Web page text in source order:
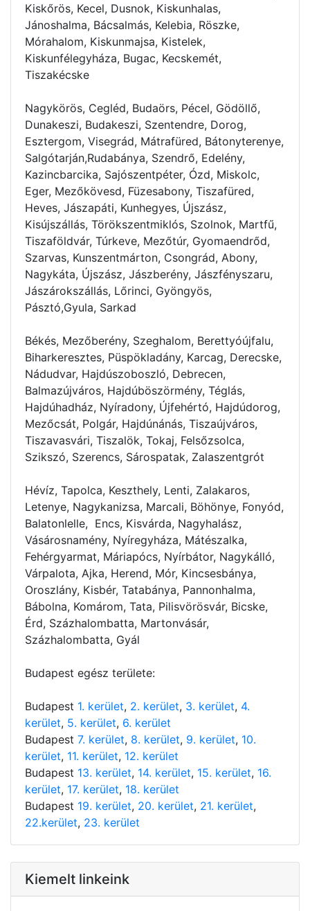
Kiskőrös, Kecel, Dusnok, Kiskunhalas,
Jánoshalma, Bácsalmás, Kelebia, Röszke,
Mórahalom, Kiskunmajsa, Kistelek,
Kiskunfélegyháza, Bugac, Kecskemét,
Tiszakécske
Nagykörös, Cegléd, Budaörs, Pécel, Gödöllő,
Dunakeszi, Budakeszi, Szentendre, Dorog,
Esztergom, Visegrád, Mátrafüred, Bátonyterenye,
Salgótarján,Rudabánya, Szendrő, Edelény,
Kazincbarcika, Sajószentpéter, Ózd, Miskolc,
Eger, Mezőkövesd, Füzesabony, Tiszafüred,
Heves, Jászapáti, Kunhegyes, Újszász,
Kisújszállás, Törökszentmiklós, Szolnok, Martfű,
Tiszaföldvár, Túrkeve, Mezőtúr, Gyomaendrőd,
Szarvas, Kunszentmárton, Csongrád, Abony,
Nagykáta, Újszász, Jászberény, Jászfényszaru,
Jászárokszállás, Lőrinci, Gyöngyös,
Pásztó,Gyula, Sarkad
Békés, Mezőberény, Szeghalom, Berettyóújfalu,
Biharkeresztes, Püspökladány, Karcag, Derecske,
Nádudvar, Hajdúszoboszló, Debrecen,
Balmazújváros, Hajdúböszörmény, Téglás,
Hajdúhadház, Nyíradony, Újfehértó, Hajdúdorog,
Mezőcsát, Polgár, Hajdúnánás, Tiszaújváros,
Tiszavasvári, Tiszalök, Tokaj, Felsőzsolca,
Szikszó, Szerencs, Sárospatak, Zalaszentgrót
Hévíz, Tapolca, Keszthely, Lenti, Zalakaros,
Letenye, Nagykanizsa, Marcali, Böhönye, Fonyód,
Balatonlelle, Encs, Kisvárda, Nagyhalász,
Vásárosnamény, Nyíregyháza, Mátészalka,
Fehérgyarmat, Máriapócs, Nyírbátor, Nagykálló,
Várpalota, Ajka, Herend, Mór, Kincsesbánya,
Oroszlány, Kisbér, Tatabánya, Pannonhalma,
Bábolna, Komárom, Tata, Pilisvörösvár, Bicske,
Érd, Százhalombatta, Martonvásár,
Százhalombatta, Gyál
Budapest egész területe:
Budapest 1. kerület, 2. kerület, 3. kerület, 4.
kerület, 5. kerület, 6. kerület
Budapest 7. kerület, 8. kerület, 9. kerület, 10.
kerület, 11. kerület, 12. kerület
Budapest 13. kerület, 14. kerület, 15. kerület, 16.
kerület, 17. kerület, 18. kerület
Budapest 19. kerület, 20. kerület, 21. kerület,
22.kerület, 23. kerület
Kiemelt linkeink